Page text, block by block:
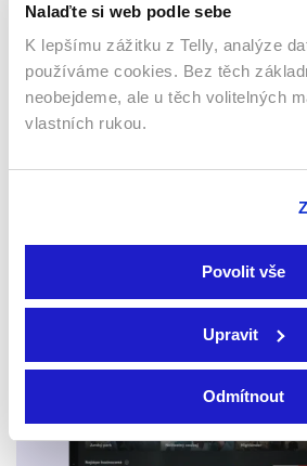
Nalaďte si web podle sebe
K lepšímu zážitku z Telly, analýze
používáme cookies. Bez těch
neobejdeme, ale u těch volitelných
vlastních rukou.
Povolit vše
Upravit
Odmítnout
Sledujte kdekoliv až na
po celé EU, a to až na 6
Smart TV - Android, Google,